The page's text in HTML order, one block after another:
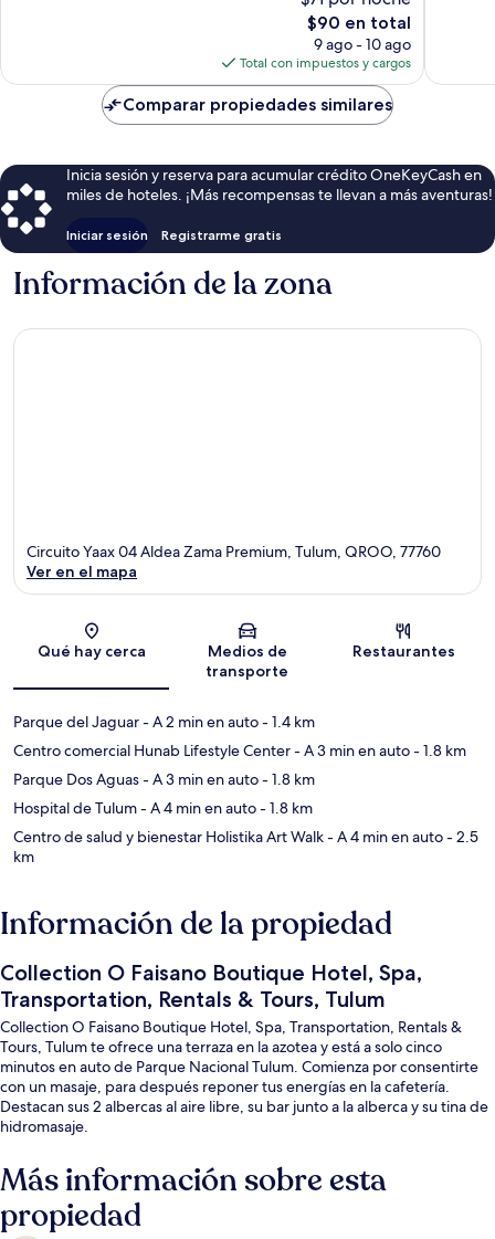
El
precio
actual
es
de
$90
$90 en total
9 ago - 10 ago
Total con impuestos y cargos
Comparar propiedades similares
Inicia sesión y reserva para acumular crédito OneKeyCash en
miles de hoteles. ¡Más recompensas te llevan a más aventuras!
Iniciar sesión Registrarme gratis
Información de la zona
Sección del mapa
Circuito Yaax 04 Aldea Zama Premium, Tulum, QROO, 77760
Ver en el mapa
Qué hay cerca
Medios de
transporte
Restaurantes
Parque del Jaguar- A 2 min en auto- 1.4 km
Centro comercial Hunab Lifestyle Center- A 3 min en auto- 1.8 km
Parque Dos Aguas- A 3 min en auto- 1.8 km
Hospital de Tulum- A 4 min en auto- 1.8 km
Centro de salud y bienestar Holistika Art Walk- A 4 min en auto- 2.5
km
Información de la propiedad
Collection O Faisano Boutique Hotel, Spa,
Transportation, Rentals & Tours, Tulum
Collection O Faisano Boutique Hotel, Spa, Transportation, Rentals &
Tours, Tulum te ofrece una terraza en la azotea y está a solo cinco
minutos en auto de Parque Nacional Tulum. Comienza por consentirte
con un masaje, para después reponer tus energías en la cafetería.
Destacan sus 2 albercas al aire libre, su bar junto a la alberca y su tina de
hidromasaje.
Más información sobre esta
propiedad